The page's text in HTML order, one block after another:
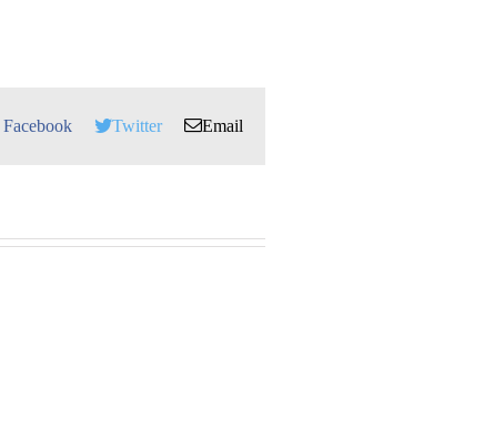
Facebook Twitter Email